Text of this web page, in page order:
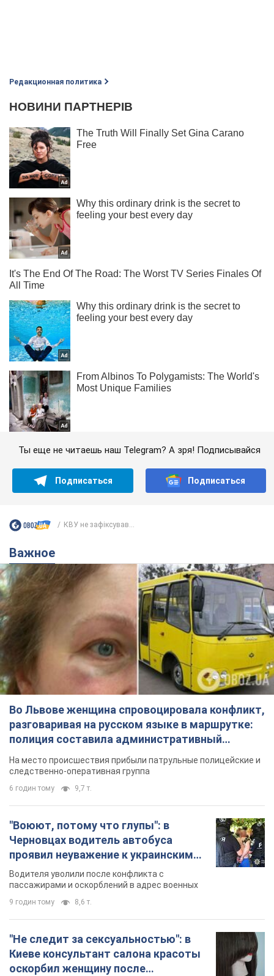
Редакционная политика
Ты еще не читаешь наш Telegram? А зря! Подписывайся
Подписаться Подписаться
КВУ не зафіксував...
Важное
Во Львове женщина спровоцировала конфликт,
разговаривая на русском языке в маршрутке:
полиция составила административный
протокол. Видео
На место происшествия прибыли патрульные полицейские и
следственно-оперативная группа
6 годин тому 9,7 т.
"Воюют, потому что глупы": в
Черновцах водитель автобуса
проявил неуважение к украинским
военным и поплатился за это.
Видео
Водителя уволили после конфликта с
пассажирами и оскорблений в адрес военных
9 годин тому 8,6 т.
"Не следит за сексуальностью": в
Киеве консультант салона красоты
оскорбил женщину после